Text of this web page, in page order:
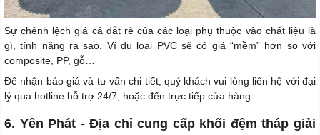
Sự chênh lệch giá cả đắt rẻ của các loại phụ thuộc vào chất liệu là
gì, tính năng ra sao. Ví dụ loại PVC sẽ có giá “mềm” hơn so với
composite, PP, gỗ…
Để nhận báo giá và tư vấn chi tiết, quý khách vui lòng liên hệ với đại
lý qua hotline hỗ trợ 24/7, hoặc đến trực tiếp cửa hàng.
6. Yên Phát - Địa chỉ cung cấp khối đệm tháp giải